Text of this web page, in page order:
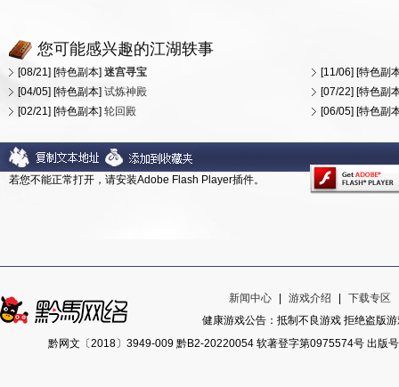
您可能感兴趣的江湖轶事
[08/21] [特色副本] 迷宫寻宝
[11/06] [特色副
[04/05] [特色副本] 试炼神殿
[07/22] [特色副
[02/21] [特色副本] 轮回殿 [06/05] [特色副
若您不能正常打开，请安装Adobe Flash Player插件。
新闻中心 | 游戏介绍 | 下载专区
健康游戏公告：抵制不良游戏 拒绝盗版
黔网文〔2018〕3949-009 黔B2-20220054 软著登字第0975574号 出版